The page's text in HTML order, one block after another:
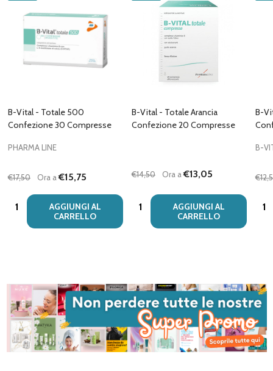
B-Vital - Totale 500
Confezione 30 Compresse
PHARMA LINE
€17,50 Ora a€15,75
Quantità:
AGGIUNGI AL
CARRELLO
B-Vital - Totale Arancia
Confezione 20 Compresse
€14,50 Ora a€13,05
Quantità:
AGGIUNGI AL
CARRELLO
B-
B-